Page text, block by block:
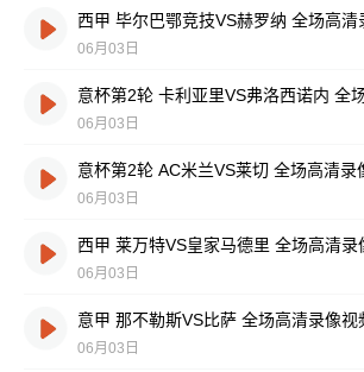
西甲 毕尔巴鄂竞技VS赫罗纳 全场高清
06月03日
意杯第2轮 卡利亚里VS弗洛西诺内 全
06月03日
意杯第2轮 AC米兰VS莱切 全场高清录
06月03日
西甲 莱万特VS皇家马德里 全场高清录
06月03日
意甲 那不勒斯VS比萨 全场高清录像视
06月03日